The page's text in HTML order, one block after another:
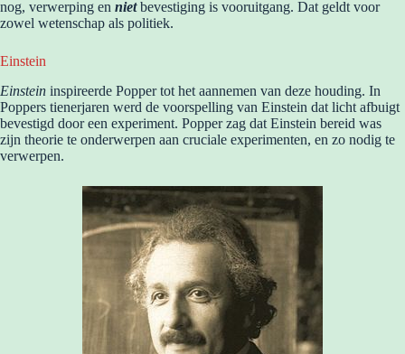
nog, verwerping en nietbevestiging is vooruitgang. Dat geldt voor
zowel wetenschap als politiek.
Einstein
Einstein inspireerde Popper tot het aannemen van deze houding. In
Poppers tienerjaren werd de voorspelling van Einstein dat licht afbuigt
bevestigd door een experiment. Popper zag dat Einstein bereid was
zijn theorie te onderwerpen aan cruciale experimenten, en zo nodig te
verwerpen.